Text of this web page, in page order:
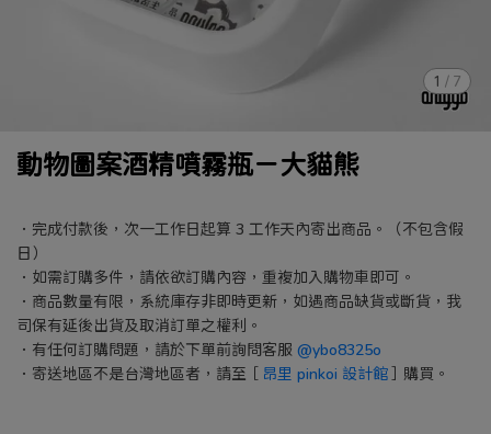
1 / 7
動物圖案酒精噴霧瓶－大貓熊
．完成付款後，次一工作日起算 3 工作天內寄出商品。（不包含假
日）
．如需訂購多件，請依欲訂購內容，重複加入購物車即可。
．商品數量有限，系統庫存非即時更新，如遇商品缺貨或斷貨，我
司保有延後出貨及取消訂單之權利。
．有任何訂購問題，請於下單前詢問客服 @ybo8325o
．寄送地區不是台灣地區者，請至［ 昂里 pinkoi 設計館］購買。